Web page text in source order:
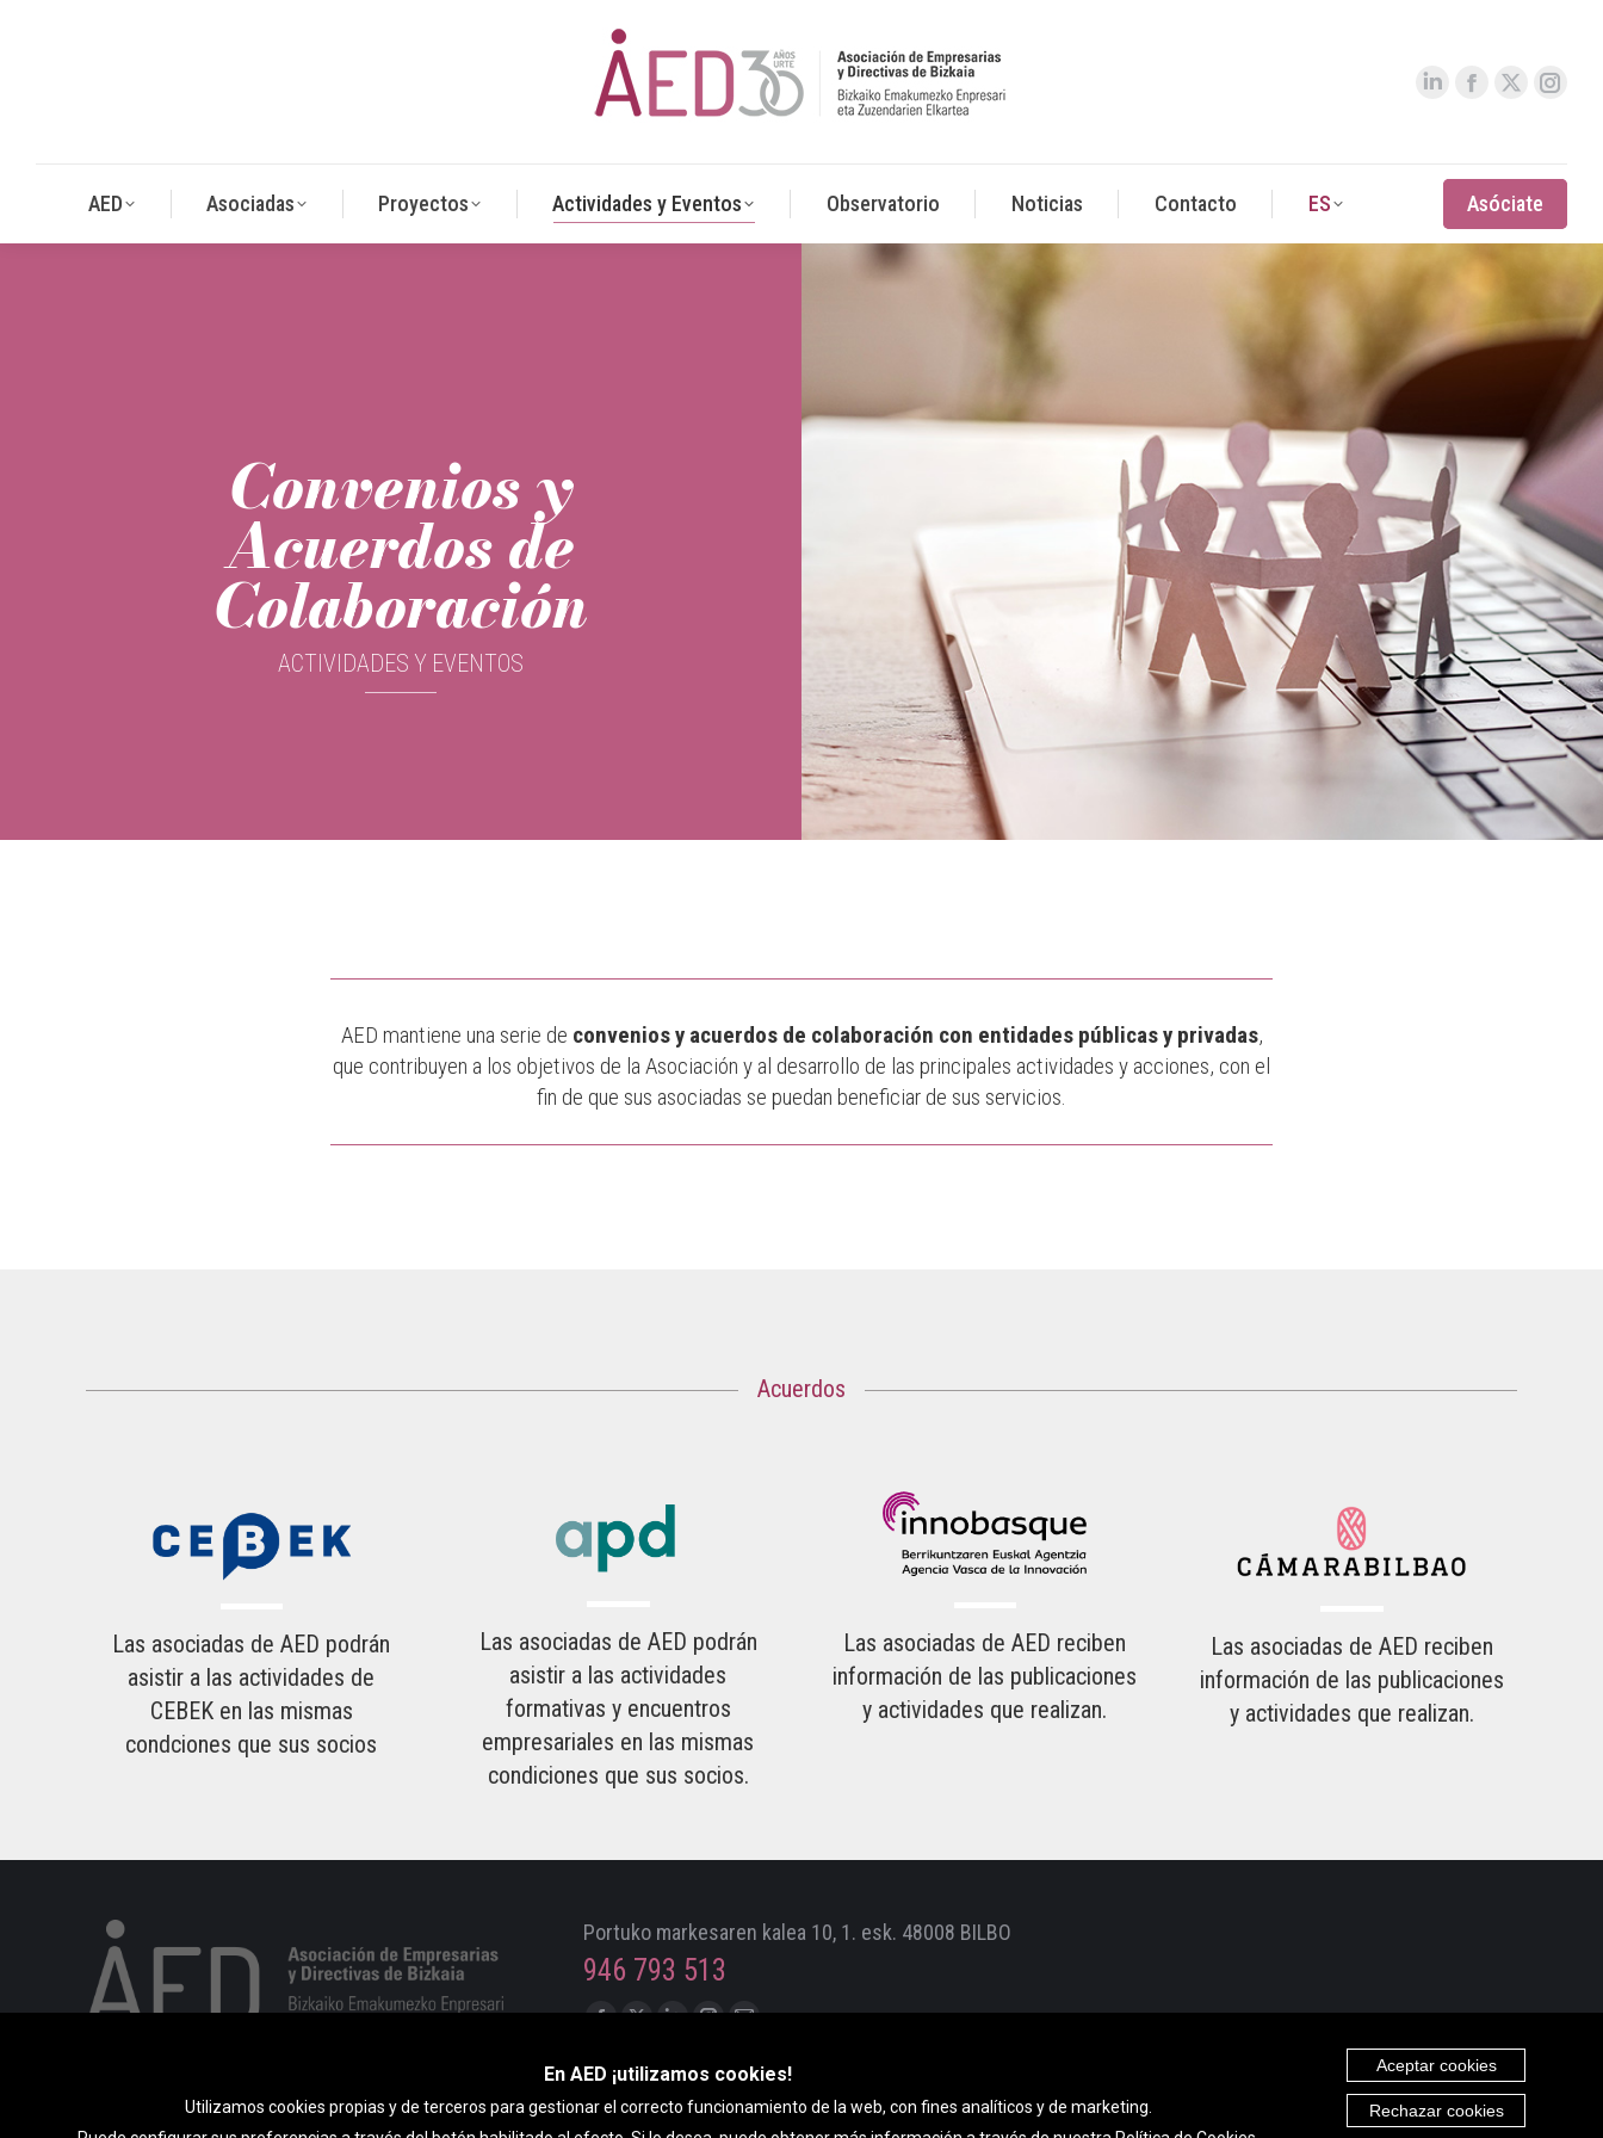
AED Asociadas Proyectos Actividades y Eventos Observatorio Noticias Contacto ES Asóciate
Convenios y
Acuerdos de
Colaboración
ACTIVIDADES Y EVENTOS
AED mantiene una serie de convenios y acuerdos de colaboración con entidades públicas y privadas,
que contribuyen a los objetivos de la Asociación y al desarrollo de las principales actividades y acciones, con el
fin de que sus asociadas se puedan beneficiar de sus servicios.
Acuerdos
Las asociadas de AED podrán
asistir a las actividades de
CEBEK en las mismas
condciones que sus socios
Las asociadas de AED podrán
asistir a las actividades
formativas y encuentros
empresariales en las mismas
condiciones que sus socios.
Las asociadas de AED reciben
información de las publicaciones
y actividades que realizan.
Las asociadas de AED reciben
información de las publicaciones
y actividades que realizan.
Portuko markesaren kalea 10, 1. esk. 48008 BILBO
946 793 513
Encuéntranos en:
pagepage
page
En AED ¡utilizamos cookies!
Utilizamos cookies propias y de terceros para gestionar el correcto funcionamiento de la web, con fines analíticos y de marketing.
Aceptar cookies
Rechazar cookies